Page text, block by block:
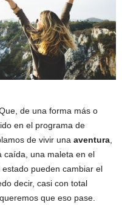
de una forma más o
en el programa de
de vivir una aventura
caída, una maleta en el
pueden cambiar el
decir, casi con total
que eso pase.